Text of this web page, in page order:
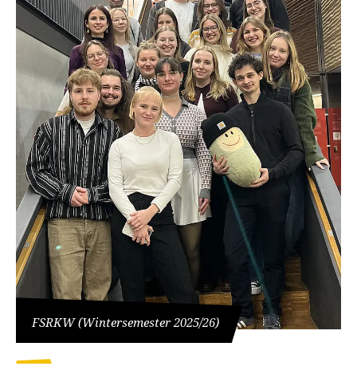
FSRKW (Wintersemester 2025/26)